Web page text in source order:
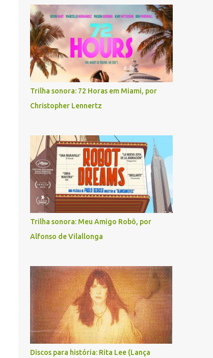
Trilha sonora: 72 Horas em Miami, por
Christopher Lennertz
Trilha sonora: Meu Amigo Robô, por
Alfonso de Vilallonga
Discos para história: Rita Lee (Lança